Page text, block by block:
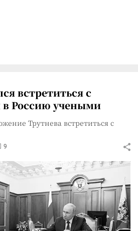
встретиться с
Россию учеными
Трутнева встретиться с
9